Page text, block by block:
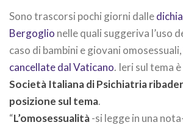
Sono trascorsi pochi giorni dalle
Bergoglio nelle quali suggeriva l’uso
caso di bambini e giovani omosessuali,
cancellate dal Vaticano. Ieri sul tema
Società Italiana di Psichiatria
posizione sul tema.
“L’omosessualità-si legge in una